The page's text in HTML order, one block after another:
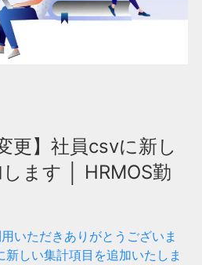
更】社員csvに新し
ます │ HRMOS勤
いただきありがとうございま
しい集計項目を追加いたしま